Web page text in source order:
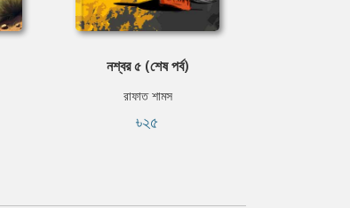
নশ্বর ৫ (শেষ পর্ব)
রাফাত শামস
৳২৫